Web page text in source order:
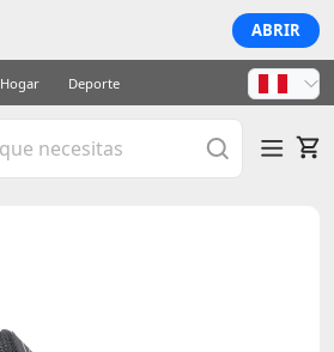
ABRIR
Hogar Deporte